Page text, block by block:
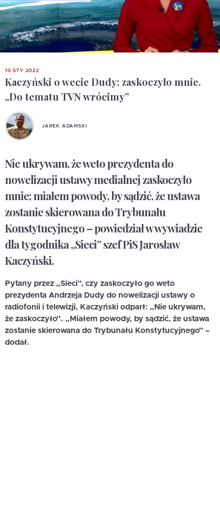
10 STY 2022
Kaczyński o wecie Dudy: zaskoczyło mnie.
„Do tematu TVN wrócimy”
JAREK ADAMSKI
Nie ukrywam, że weto prezydenta do
nowelizacji ustawy medialnej zaskoczyło
mnie; miałem powody, by sądzić, że ustawa
zostanie skierowana do Trybunału
Konstytucyjnego – powiedział w wywiadzie
dla tygodnika „Sieci” szef PiS Jarosław
Kaczyński.
Pytany przez „Sieci”, czy zaskoczyło go weto
prezydenta Andrzeja Dudy do nowelizacji ustawy o
radiofonii i telewizji, Kaczyński odparł: „Nie ukrywam,
że zaskoczyło”. „Miałem powody, by sądzić, że ustawa
zostanie skierowana do Trybunału Konstytucyjnego” –
dodał.